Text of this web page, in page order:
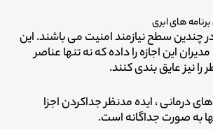
های ابری
چندین سطح نیازمند امنیت می باشند. این
این اجازه را داده که نه تنها عناصر
نیز عایق بندی کنند.
درمانی ، ایده مدنظر جداکردن اجزا
به صورت جداگانه است.